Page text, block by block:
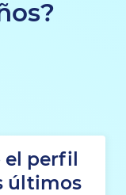
perfil
últimos